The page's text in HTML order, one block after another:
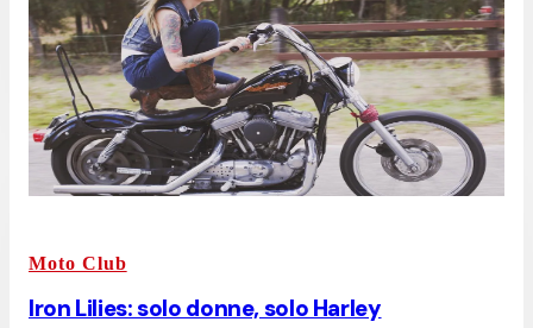
Moto Club
Iron Lilies: solo donne, solo Harley